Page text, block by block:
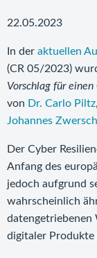
22.05.2023
In der aktuellen
(CR 05/2023)
Vorschlag für
von Dr. Carlo Piltz,
Johannes
Der Cyber
Anfang des
jedoch aufgrund
wahrscheinlich
datengetriebenen
digitaler Produkte